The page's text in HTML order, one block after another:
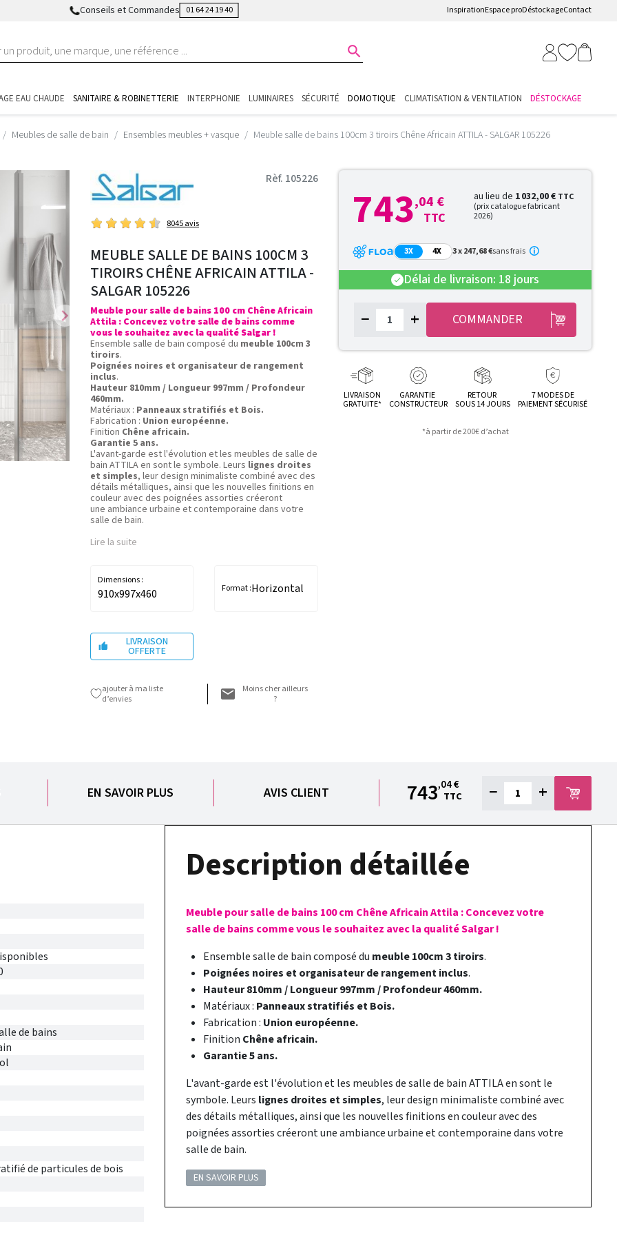
Conseils et Commandes 01 64 24 19 40 InspirationEspace proDéstockageContact

EAU CHAUDE SANITAIRE & ROBINETTERIE INTERPHONIE LUMINAIRES SÉCURITÉ DOMOTIQUE CLIMATISATION & VENTILATION DÉSTOCKAGE
Meubles de salle de bain Ensembles meubles + vasque Meuble salle de bains 100cm 3 tiroirs Chêne Africain ATTILA - SALGAR 105226
chevron_right
Rèf. 105226
8045 avis
MEUBLE SALLE DE BAINS 100CM 3
TIROIRS CHÊNE AFRICAIN ATTILA -
SALGAR 105226
Meuble pour salle de bains 100 cm Chêne Africain
Attila : Concevez votre salle de bains comme
vous le souhaitez avec la qualité Salgar !
Ensemble salle de bain composé du meuble 100cm 3
tiroirs.
Poignées noires et organisateur de rangement
inclus.
Hauteur 810mm / Longueur 997mm / Profondeur
460mm.
Matériaux : Panneaux stratifiés et Bois.
Fabrication : Union européenne.
Finition Chêne africain.
Garantie 5 ans.
L'avant-garde est l'évolution et les meubles de salle de
bain ATTILA en sont le symbole. Leurs lignes droites
et simples, leur design minimaliste combiné avec des
détails métalliques, ainsi que les nouvelles finitions en
couleur avec des poignées assorties créeront
une ambiance urbaine et contemporaine dans votre
salle de bain.
Lire la suite
Dimensions :
910x997x460 Format :Horizontal
 LIVRAISON
OFFERTE
ajouter à ma liste
d’envies
Moins cher ailleurs
?
743,04 €
TTC
au lieu de 1 032,00 € TTC
(prix catalogue fabricant
2026)
3X 4X 3 x 247,68 €sans frais
check Délai de livraison: 18 jours
− + COMMANDER
LIVRAISON
GRATUITE*
GARANTIE
CONSTRUCTEUR
RETOUR
SOUS 14 JOURS
7 MODES DE
PAIEMENT SÉCURISÉ
*à partir de 200€ d’achat
EN SAVOIR PLUS AVIS CLIENT 743,04 €
TTC
− +
de bains
de particules de bois
Description détaillée
Meuble pour salle de bains 100 cm Chêne Africain Attila : Concevez votre
salle de bains comme vous le souhaitez avec la qualité Salgar !
Ensemble salle de bain composé du meuble 100cm 3 tiroirs.
Poignées noires et organisateur de rangement inclus.
Hauteur 810mm / Longueur 997mm / Profondeur 460mm.
Matériaux : Panneaux stratifiés et Bois.
Fabrication : Union européenne.
Finition Chêne africain.
Garantie 5 ans.
L'avant-garde est l'évolution et les meubles de salle de bain ATTILA en sont le
symbole. Leurs lignes droites et simples, leur design minimaliste combiné avec
des détails métalliques, ainsi que les nouvelles finitions en couleur avec des
poignées assorties créeront une ambiance urbaine et contemporaine dans votre
salle de bain.
EN SAVOIR PLUS